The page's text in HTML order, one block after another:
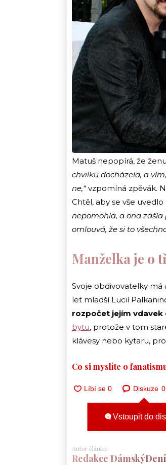
Matuš nepopírá, že
chvilku docházela, a
ne,“vzpomíná zpěvák.
Chtěl, aby se vše
nepomohla, a ona
omlouvá, že si to
Manželka je o
Svoje obdivovatelky má
let mladší Lucií
rozpočet jejím
bytu, protože v tom
klávesy nebo kytaru,
Co si myslíte o
Diskuze 0
Vstoupit do
Autor článku
Redakce